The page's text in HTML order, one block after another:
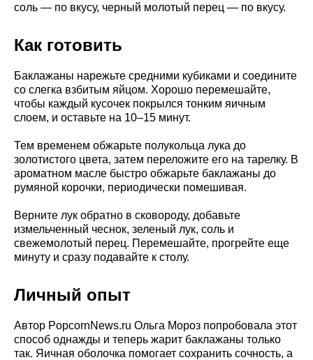
соль — по вкусу, черный молотый перец — по вкусу.
Как готовить
Баклажаны нарежьте средними кубиками и соедините
со слегка взбитым яйцом. Хорошо перемешайте,
чтобы каждый кусочек покрылся тонким яичным
слоем, и оставьте на 10–15 минут.
Тем временем обжарьте полукольца лука до
золотистого цвета, затем переложите его на тарелку. В
ароматном масле быстро обжарьте баклажаны до
румяной корочки, периодически помешивая.
Верните лук обратно в сковороду, добавьте
измельченный чеснок, зеленый лук, соль и
свежемолотый перец. Перемешайте, прогрейте еще
минуту и сразу подавайте к столу.
Личный опыт
Автор PopcornNews.ru Ольга Мороз попробовала этот
способ однажды и теперь жарит баклажаны только
так. Яичная оболочка помогает сохранить сочность, а